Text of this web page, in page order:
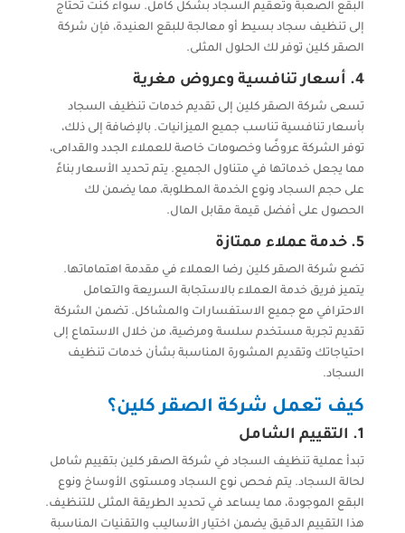
البقع الصعبة وتعقيم السجاد بشكل كامل. سواء كنت تحتاج
إلى تنظيف سجاد بسيط أو معالجة للبقع العنيدة، فإن شركة
الصقر كلين توفر لك الحلول المثلى.
4. أسعار تنافسية وعروض مغرية
تسعى شركة الصقر كلين إلى تقديم خدمات تنظيف السجاد
بأسعار تنافسية تناسب جميع الميزانيات. بالإضافة إلى ذلك،
توفر الشركة عروضًا وخصومات خاصة للعملاء الجدد والقدامى،
مما يجعل خدماتها في متناول الجميع. يتم تحديد الأسعار بناءً
على حجم السجاد ونوع الخدمة المطلوبة، مما يضمن لك
الحصول على أفضل قيمة مقابل المال.
5. خدمة عملاء ممتازة
تضع شركة الصقر كلين رضا العملاء في مقدمة اهتماماتها.
يتميز فريق خدمة العملاء بالاستجابة السريعة والتعامل
الاحترافي مع جميع الاستفسارات والمشاكل. تضمن الشركة
تقديم تجربة مستخدم سلسة ومرضية، من خلال الاستماع إلى
احتياجاتك وتقديم المشورة المناسبة بشأن خدمات تنظيف
السجاد.
كيف تعمل شركة الصقر كلين؟
1. التقييم الشامل
تبدأ عملية تنظيف السجاد في شركة الصقر كلين بتقييم شامل
لحالة السجاد. يتم فحص نوع السجاد ومستوى الأوساخ ونوع
البقع الموجودة، مما يساعد في تحديد الطريقة المثلى للتنظيف.
هذا التقييم الدقيق يضمن اختيار الأساليب والتقنيات المناسبة